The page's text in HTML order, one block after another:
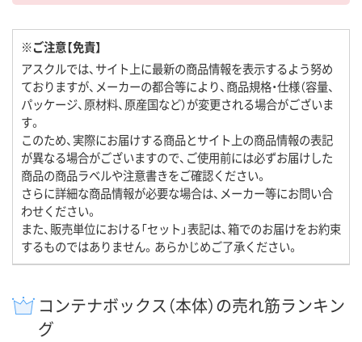
※ご注意【免責】
アスクルでは、サイト上に最新の商品情報を表示するよう努め
ておりますが、メーカーの都合等により、商品規格・仕様（容量、
パッケージ、原材料、原産国など）が変更される場合がございま
す。
このため、実際にお届けする商品とサイト上の商品情報の表記
が異なる場合がございますので、ご使用前には必ずお届けした
商品の商品ラベルや注意書きをご確認ください。
さらに詳細な商品情報が必要な場合は、メーカー等にお問い合
わせください。
また、販売単位における「セット」表記は、箱でのお届けをお約束
するものではありません。あらかじめご了承ください。
コンテナボックス（本体）の売れ筋ランキン
グ